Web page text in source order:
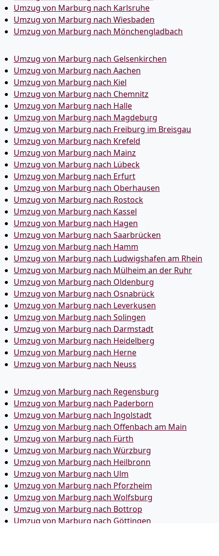
Umzug von Marburg nach Karlsruhe
Umzug von Marburg nach Wiesbaden
Umzug von Marburg nach Mönchen­gladbach
Umzug von Marburg nach Gelsenkirchen
Umzug von Marburg nach Aachen
Umzug von Marburg nach Kiel
Umzug von Marburg nach Chemnitz
Umzug von Marburg nach Halle
Umzug von Marburg nach Magdeburg
Umzug von Marburg nach Freiburg im Breisgau
Umzug von Marburg nach Krefeld
Umzug von Marburg nach Mainz
Umzug von Marburg nach Lübeck
Umzug von Marburg nach Erfurt
Umzug von Marburg nach Oberhausen
Umzug von Marburg nach Rostock
Umzug von Marburg nach Kassel
Umzug von Marburg nach Hagen
Umzug von Marburg nach Saarbrücken
Umzug von Marburg nach Hamm
Umzug von Marburg nach Ludwigshafen am Rhein
Umzug von Marburg nach Mülheim an der Ruhr
Umzug von Marburg nach Oldenburg
Umzug von Marburg nach Osnabrück
Umzug von Marburg nach Leverkusen
Umzug von Marburg nach Solingen
Umzug von Marburg nach Darmstadt
Umzug von Marburg nach Heidelberg
Umzug von Marburg nach Herne
Umzug von Marburg nach Neuss
Umzug von Marburg nach Regensburg
Umzug von Marburg nach Paderborn
Umzug von Marburg nach Ingolstadt
Umzug von Marburg nach Offenbach am Main
Umzug von Marburg nach Fürth
Umzug von Marburg nach Würzburg
Umzug von Marburg nach Heilbronn
Umzug von Marburg nach Ulm
Umzug von Marburg nach Pforzheim
Umzug von Marburg nach Wolfsburg
Umzug von Marburg nach Bottrop
Umzug von Marburg nach Göttingen